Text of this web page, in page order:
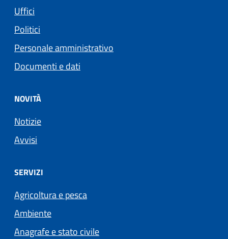
Uffici
Politici
Personale amministrativo
Documenti e dati
NOVITÀ
Notizie
Avvisi
SERVIZI
Agricoltura e pesca
Ambiente
Anagrafe e stato civile